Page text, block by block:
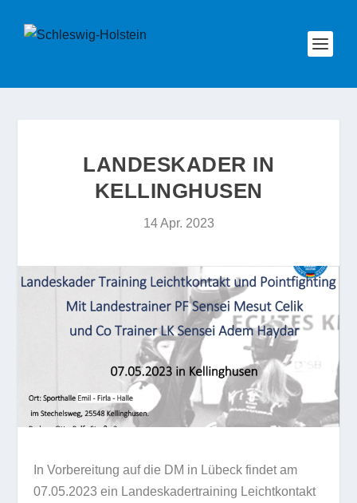
LANDESKADER IN
KELLINGHUSEN
14 Apr. 2023
In Vorbereitung auf die DM in Lübeck findet am
07.05.2023 ein Landeskadertraining Leichtkontakt